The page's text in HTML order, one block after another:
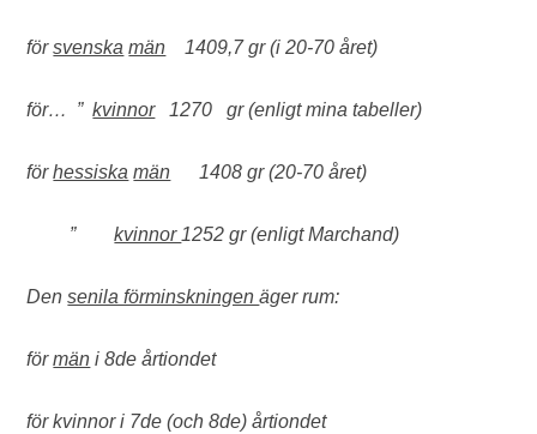
försvenska män 1409,7 gr (i 20-70 året)
för… ”kvinnor1270 gr (enligt mina tabeller)
förhessiska män 1408 gr (20-70 året)
”kvinnor 1252 gr (enligt Marchand)
Densenila förminskningenäger rum:
förmän i 8de årtiondet
för kvinnor i 7de (och 8de) årtiondet